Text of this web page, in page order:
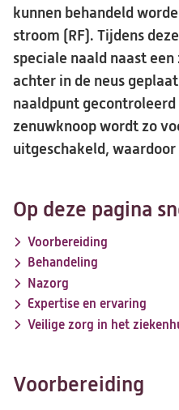
kunnen behandeld
stroom (RF). Tijdens
speciale naald naast
achter in de neus
naaldpunt
zenuwknoop wordt zo
uitgeschakeld,
Op deze pagina
Voorbereiding
Behandeling
Nazorg
Expertise en ervaring
Veilige zorg in het
Voorbereiding